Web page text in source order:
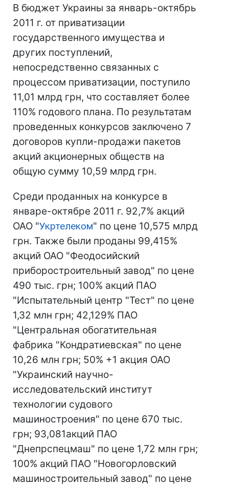
В бюджет Украины за январь-октябрь
2011 г. от приватизации
государственного имущества и
других поступлений,
непосредственно связанных с
процессом приватизации, поступило
11,01 млрд грн, что составляет более
110% годового плана. По результатам
проведенных конкурсов заключено 7
договоров купли-продажи пакетов
акций акционерных обществ на
общую сумму 10,59 млрд грн.
Среди проданных на конкурсе в
январе-октябре 2011 г. 92,7% акций
ОАО "Укртелеком" по цене 10,575 млрд
грн. Также были проданы 99,415%
акций ОАО "Феодосийский
приборостроительный завод" по цене
490 тыс. грн; 100% акций ПАО
"Испытательный центр "Тест" по цене
1,32 млн грн; 42,129% ПАО
"Центральная обогатительная
фабрика "Кондратиевская" по цене
10,26 млн грн; 50% +1 акция ОАО
"Украинский научно-
исследовательский институт
технологии судового
машиностроения" по цене 670 тыс.
грн; 93,081акций ПАО
"Днепрспецмаш" по цене 1,72 млн грн;
100% акций ПАО "Новогорловский
машиностроительный завод" по цене